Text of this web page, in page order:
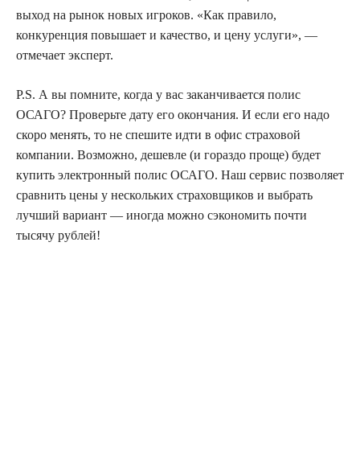
выход на рынок новых игроков. «Как правило,
конкуренция повышает и качество, и цену услуги», —
отмечает эксперт.
P.S. А вы помните, когда у вас заканчивается полис
ОСАГО? Проверьте дату его окончания. И если его надо
скоро менять, то не спешите идти в офис страховой
компании. Возможно, дешевле (и гораздо проще) будет
купить электронный полис ОСАГО. Наш сервис позволяет
сравнить цены у нескольких страховщиков и выбрать
лучший вариант — иногда можно сэкономить почти
тысячу рублей!